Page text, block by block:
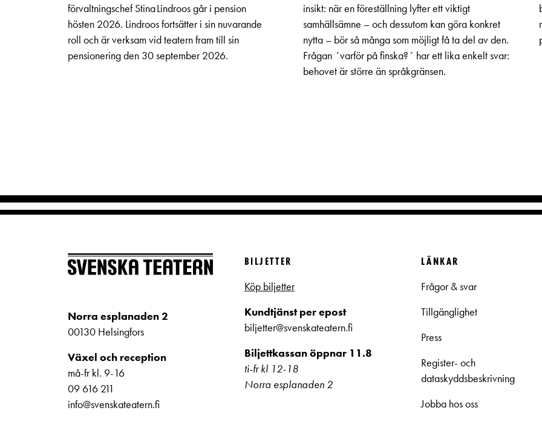
förvaltningschef Stina Lindroos går i pension
hösten 2026. Lindroos fortsätter i sin nuvarande
roll och är verksam vid teatern fram till sin
pensionering den 30 september 2026.
insikt: när en föreställning lyfter ett viktigt
samhällsämne – och dessutom kan göra konkret
nytta – bör så många som möjligt få ta del av den.
Frågan ´varför på finska?´ har ett lika enkelt svar:
behovet är större än språkgränsen.
Norra esplanaden 2
00130 Helsingfors
Växel och reception
må-fr kl. 9-16
09 616 211
info@svenskateatern.fi
BILJETTER
Köp biljetter
Kundtjänst per epost
biljetter@svenskateatern.fi
Biljettkassan öppnar 11.8
ti-fr kl 12-18
Norra esplanaden 2
LÄNKAR
Frågor & svar
Tillgänglighet
Press
Register- och
dataskyddsbeskrivning
Jobba hos oss